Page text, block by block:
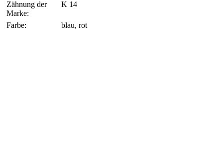
Zähnung der
Marke:
K 14
Farbe: blau, rot